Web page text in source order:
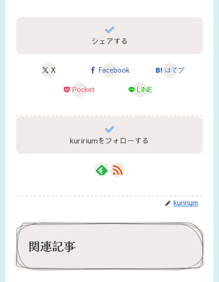
シェアする
X Facebook
はてブ
Pocket
LINE
kuririumをフォローする
kuririum
関連記事